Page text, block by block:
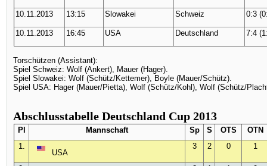
10.11.2013 13:15 Slowakei Schweiz 0:3
10.11.2013 16:45 USA Deutschland 7:4
Torschützen (Assistant):
Spiel Schweiz: Wolf (Ankert), Mauer (Hager).
Spiel Slowakei: Wolf (Schütz/Kettemer), Boyle (Mauer/Schütz).
Spiel USA: Hager (Mauer/Pietta), Wolf (Schütz/Kohl), Wolf (Schütz/
Abschlusstabelle Deutschland Cup 2013
Pl Mannschaft Sp S OTS
OTN
1.
USA
3 2 0 1